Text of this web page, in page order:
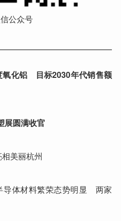
公众号
化铝 目标2030年代销售额
展圆满收官
美丽杭州
体材料繁荣态势明显 两家